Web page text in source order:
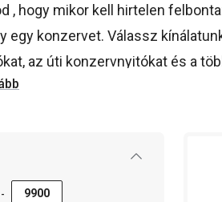
, hogy mikor kell hirtelen
egy konzervet. Válassz
az úti konzervnyitókat és a
,
-